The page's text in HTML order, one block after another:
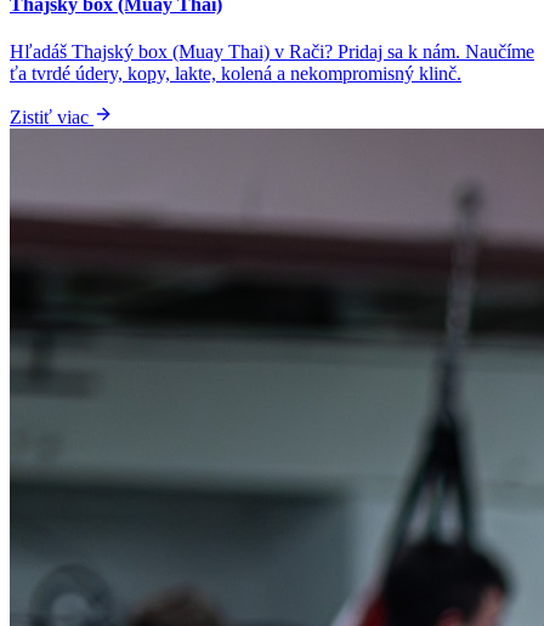
Thajský box (Muay Thai)
Hľadáš Thajský box (Muay Thai) v Rači? Pridaj sa k nám. Naučíme
ťa tvrdé údery, kopy, lakte, kolená a nekompromisný klinč.
Zistiť viac